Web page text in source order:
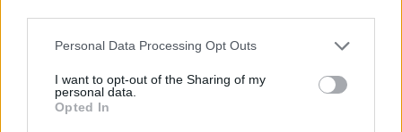
Personal Data Processing Opt Outs
I want to opt-out of the Sharing of my
personal data.
Opted In
eddigiekhez hasonlóan a jövőben is támogatja a
családokat abban, hogy saját fogyasztásukat részben
környezetbarát napelemes rendszerek telepítésével
fedezzék."...